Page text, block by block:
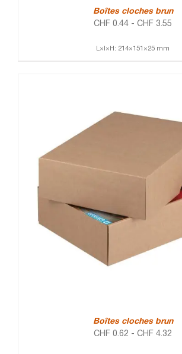
Boîtes cloches brun
CHF 0.44 - CHF 3.55
L×l×H: 214×151×25 mm
Boîtes cloches brun
CHF 0.62 - CHF 4.32